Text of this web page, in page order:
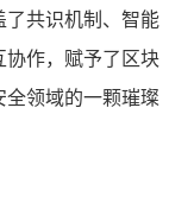
了共识机制、智能
协作，赋予了区块
领域的一颗璀璨